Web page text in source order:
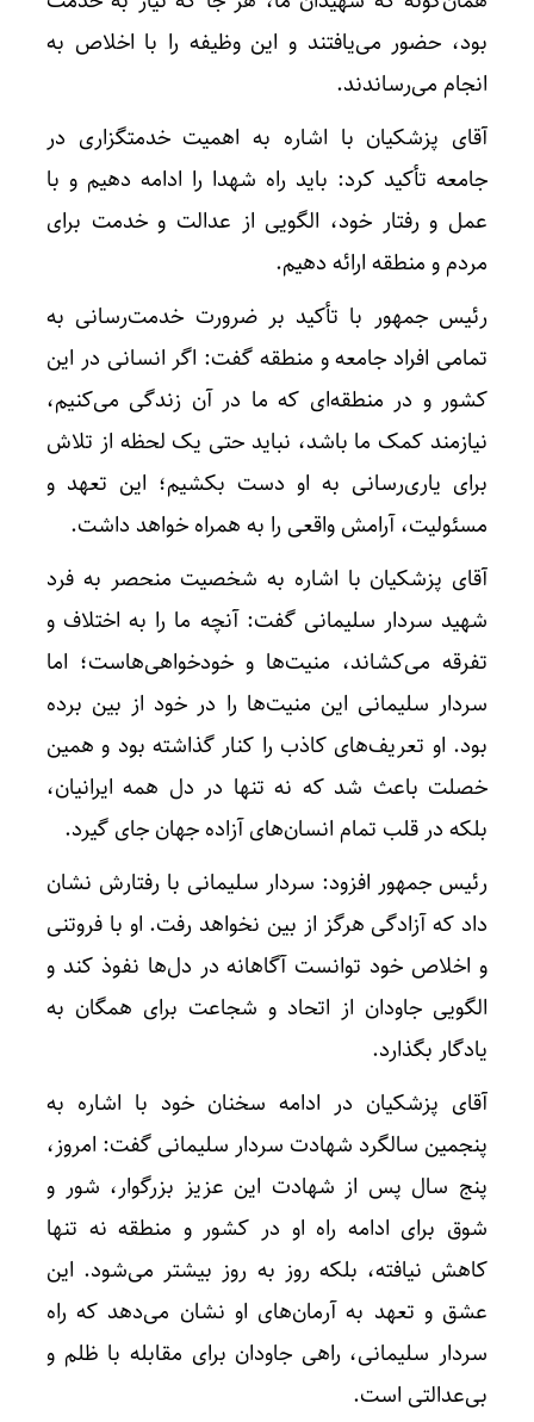
بود، حضور می‌یافتند و این وظیفه را با اخلاص به
انجام می‌رساندند.
آقای پزشکیان با اشاره به اهمیت خدمتگزاری در
جامعه تأکید کرد: باید راه شهدا را ادامه دهیم و با
عمل و رفتار خود، الگویی از عدالت و خدمت برای
مردم و منطقه ارائه دهیم.
رئیس جمهور با تأکید بر ضرورت خدمت‌رسانی به
تمامی افراد جامعه و منطقه گفت: اگر انسانی در این
کشور و در منطقه‌ای که ما در آن زندگی می‌کنیم،
نیازمند کمک ما باشد، نباید حتی یک لحظه از تلاش
برای یاری‌رسانی به او دست بکشیم؛ این تعهد و
مسئولیت، آرامش واقعی را به همراه خواهد داشت.
آقای پزشکیان با اشاره به شخصیت منحصر به فرد
شهید سردار سلیمانی گفت: آنچه ما را به اختلاف و
تفرقه می‌کشاند، منیت‌ها و خودخواهی‌هاست؛ اما
سردار سلیمانی این منیت‌ها را در خود از بین برده
بود. او تعریف‌های کاذب را کنار گذاشته بود و همین
خصلت باعث شد که نه تنها در دل همه ایرانیان،
بلکه در قلب تمام انسان‌های آزاده جهان جای گیرد.
رئیس جمهور افزود: سردار سلیمانی با رفتارش نشان
داد که آزادگی هرگز از بین نخواهد رفت. او با فروتنی
و اخلاص خود توانست آگاهانه در دل‌ها نفوذ کند و
الگویی جاودان از اتحاد و شجاعت برای همگان به
یادگار بگذارد.
آقای پزشکیان در ادامه سخنان خود با اشاره به
پنجمین سالگرد شهادت سردار سلیمانی گفت: امروز،
پنج سال پس از شهادت این عزیز بزرگوار، شور و
شوق برای ادامه راه او در کشور و منطقه نه تنها
کاهش نیافته، بلکه روز به روز بیشتر می‌شود. این
عشق و تعهد به آرمان‌های او نشان می‌دهد که راه
سردار سلیمانی، راهی جاودان برای مقابله با ظلم و
بی‌عدالتی است.